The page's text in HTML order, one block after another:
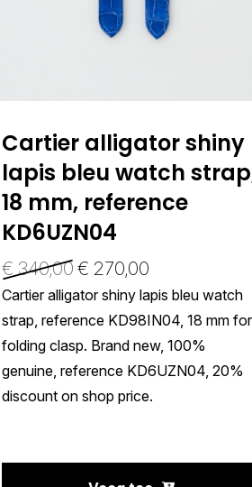
Cartier alligator shiny
lapis bleu watch
18 mm, reference
KD6UZN04
€ 340,00 € 270,00
Cartier alligator shiny lapis bleu watch
strap, reference KD98IN04, 18 mm for
folding clasp. Brand new, 100%
genuine, reference KD6UZN04, 20%
discount on shop price.